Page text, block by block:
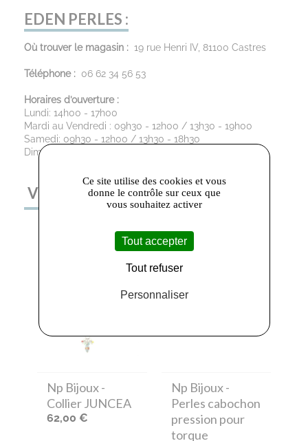
EDEN PERLES :
Où trouver le magasin : 19 rue Henri IV, 81100 Castres
Téléphone : 06 62 34 56 53
Horaires d’ouverture :
Lundi: 14h00 - 17h00
Mardi au Vendredi : 09h30 - 12h00 / 13h30 - 19h00
Samedi: 09h30 - 12h00 / 13h30 - 18h30
Dimanche : Fermé
VOUS AIMEREZ AUSSI
Np Bijoux-
Collier JUNCEA
62,00 €
Np Bijoux-
Perles cabochon
pression pour
torque
Ce site utilise des cookies et vous
donne le contrôle sur ceux que
vous souhaitez activer
Tout accepter
Tout refuser
Personnaliser